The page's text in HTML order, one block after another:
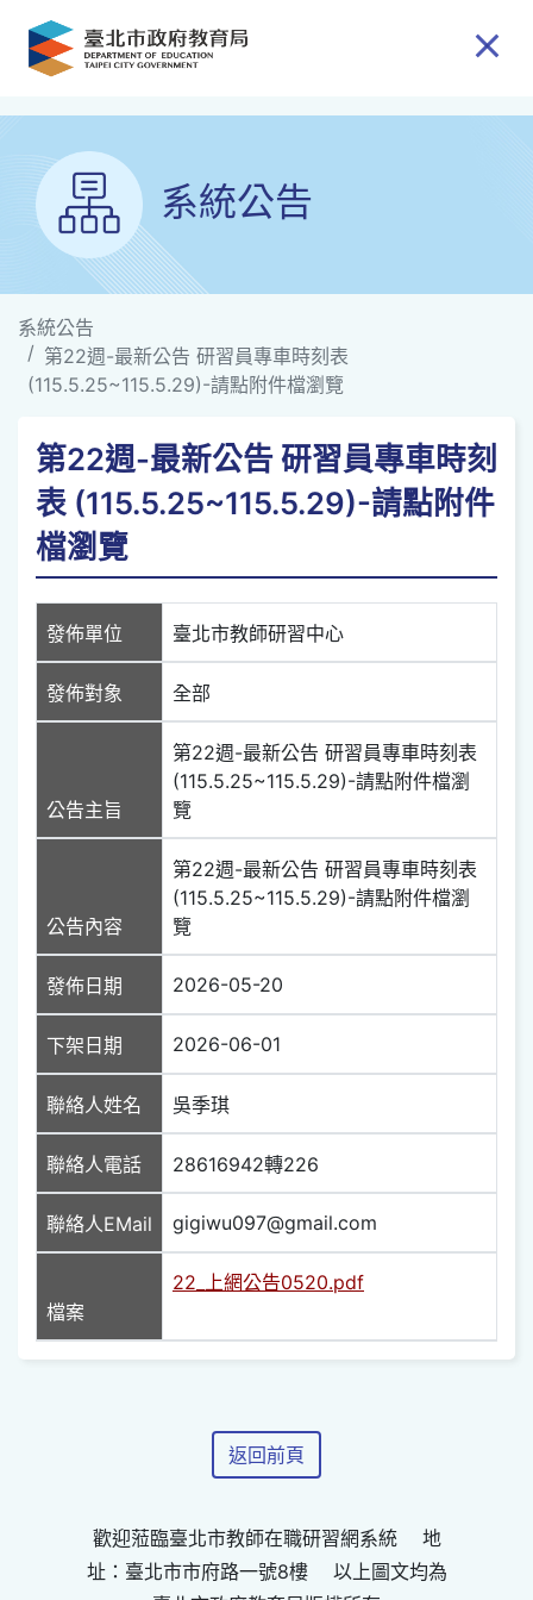
跳到主要內容
系統公告
系統公告
第22週-最新公告 研習員專車時刻表
(115.5.25~115.5.29)-請點附件檔瀏覽
第22週-最新公告 研習員專車時刻
表 (115.5.25~115.5.29)-請點附件
檔瀏覽
發佈單位 臺北市教師研習中心
發佈對象 全部
公告主旨
第22週-最新公告 研習員專車時刻表
(115.5.25~115.5.29)-請點附件檔瀏
覽
公告內容
第22週-最新公告 研習員專車時刻表
(115.5.25~115.5.29)-請點附件檔瀏
覽
發佈日期 2026-05-20
下架日期 2026-06-01
聯絡人姓名 吳季琪
聯絡人電話 28616942轉226
聯絡人EMail gigiwu097@gmail.com
檔案
22_上網公告0520.pdf
返回前頁
歡迎蒞臨臺北市教師在職研習網系統 地
址：臺北市市府路一號8樓 以上圖文均為